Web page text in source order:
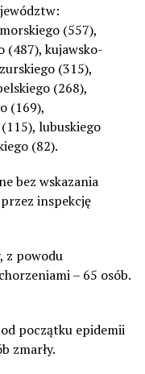
(557),
(487), kujawsko-
(315),
(268),
(169),
lubuskiego
(82).
bez wskazania
inspekcję
z powodu
– 65 osób.
początku epidemii
zmarły.